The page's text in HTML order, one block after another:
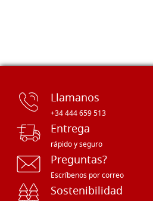
Llamanos
+34 444 659 513
Entrega
rápido y seguro
Preguntas?
Escríbenos por correo
Sostenibilidad